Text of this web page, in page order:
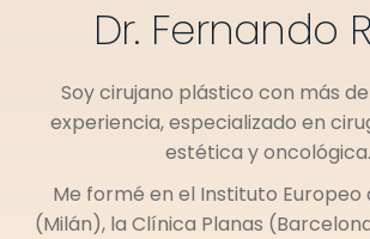
Dr. Fernando
Soy cirujano plástico con más
experiencia, especializado en
estética y oncológica.
Me formé en el Instituto Europeo
(Milán), la Clínica Planas